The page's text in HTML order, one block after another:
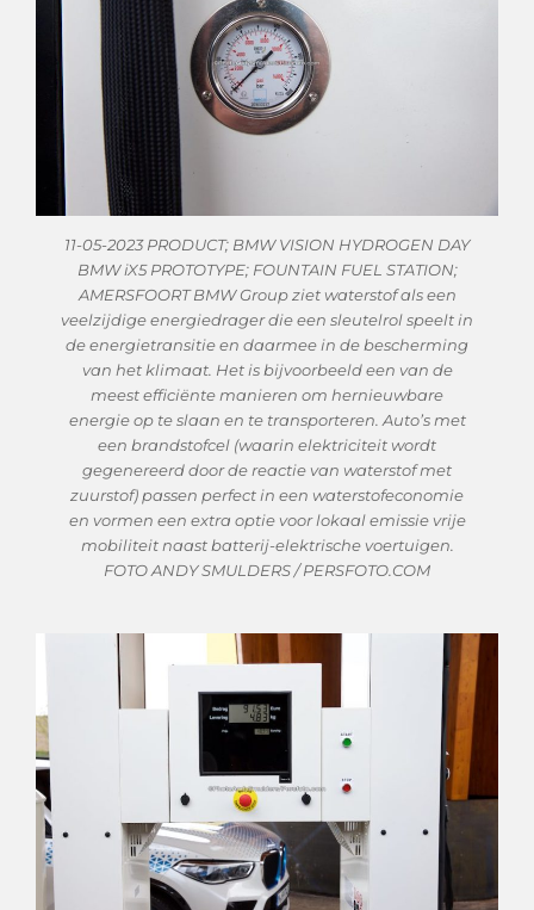
11-05-2023 PRODUCT; BMW VISION HYDROGEN DAY
BMW iX5 PROTOTYPE; FOUNTAIN FUEL STATION;
AMERSFOORT BMW Group ziet waterstof als een
veelzijdige energiedrager die een sleutelrol speelt in
de energietransitie en daarmee in de bescherming
van het klimaat. Het is bijvoorbeeld een van de
meest efficiënte manieren om hernieuwbare
energie op te slaan en te transporteren. Auto’s met
een brandstofcel (waarin elektriciteit wordt
gegenereerd door de reactie van waterstof met
zuurstof) passen perfect in een waterstofeconomie
en vormen een extra optie voor lokaal emissie vrije
mobiliteit naast batterij-elektrische voertuigen.
FOTO ANDY SMULDERS / PERSFOTO.COM